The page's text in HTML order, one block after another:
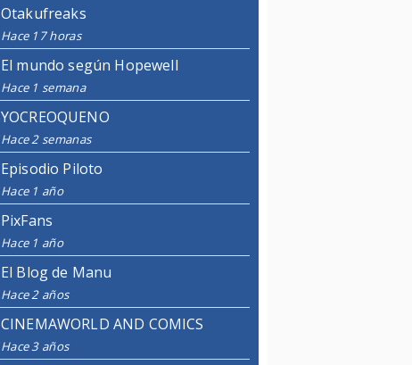
Otakufreaks
Hace 17 horas
El mundo según Hopewell
Hace 1 semana
YOCREOQUENO
Hace 2 semanas
Episodio Piloto
Hace 1 año
PixFans
Hace 1 año
El Blog de Manu
Hace 2 años
CINEMAWORLD AND COMICS
Hace 3 años